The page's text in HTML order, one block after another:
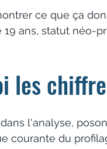
ce que ça
19 ans, statut néo-
les
l'analyse,
courante du